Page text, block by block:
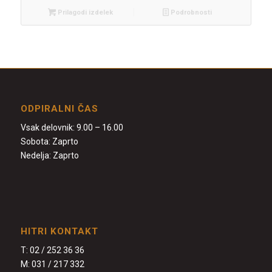
Prilagodi izdelek Podrobnosti
ODPIRALNI ČAS
Vsak delovnik: 9.00 – 16.00
Sobota: Zaprto
Nedelja: Zaprto
HITRI KONTAKT
T: 02 / 252 36 36
M: 031 / 217 332